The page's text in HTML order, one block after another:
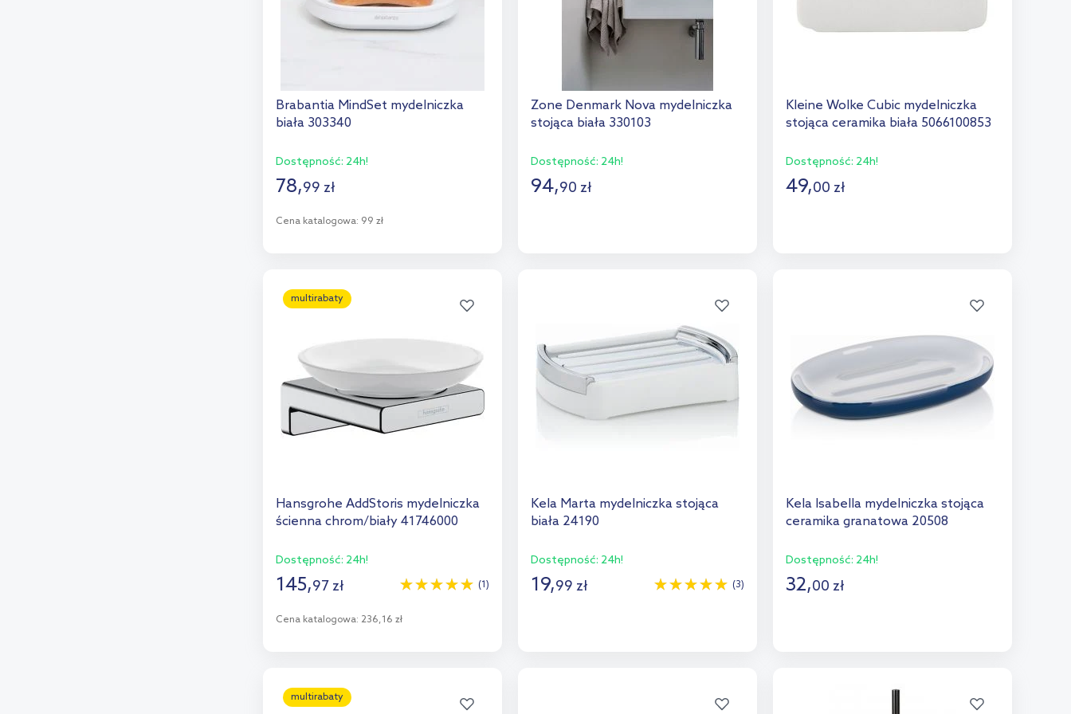
Brabantia MindSet mydelniczka
biała 303340
Dostępność: 24h!
78,99 zł
Cena katalogowa: 99 zł
Dodaj do porównania
Zone Denmark Nova mydelniczka
stojąca biała 330103
Dostępność: 24h!
94,90 zł
Kleine Wolke Cubic mydelniczka
stojąca ceramika biała 5066100853
Dostępność: 24h!
49,00 zł
multirabaty
Hansgrohe AddStoris mydelniczka
ścienna chrom/biały 41746000
Dostępność: 24h!
145,97zł
Cena katalogowa: 236,16 zł
(1)
Dodaj do porównania
Kela Marta mydelniczka stojąca
biała 24190
Dostępność: 24h!
19,99 zł (3)
Kela Isabella mydelniczka stojąca
ceramika granatowa 20508
Dostępność: 24h!
32,00 zł
multirabaty